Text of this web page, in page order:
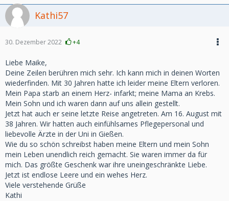
Kathi57
30. Dezember 2022 +4
Liebe Maike,
Deine Zeilen berühren mich sehr. Ich kann mich in deinen Worten
wiederfinden. Mit 30 Jahren hatte ich leider meine Eltern verloren.
Mein Papa starb an einem Herz- infarkt; meine Mama an Krebs.
Mein Sohn und ich waren dann auf uns allein gestellt.
Jetzt hat auch er seine letzte Reise angetreten. Am 16. August mit
38 Jahren. Wir hatten auch einfühlsames Pflegepersonal und
liebevolle Ärzte in der Uni in Gießen.
Wie du so schön schreibst haben meine Eltern und mein Sohn
mein Leben unendlich reich gemacht. Sie waren immer da für
mich. Das größte Geschenk war ihre uneingeschränkte Liebe.
Jetzt ist endlose Leere und ein wehes Herz.
Viele verstehende Grüße
Kathi